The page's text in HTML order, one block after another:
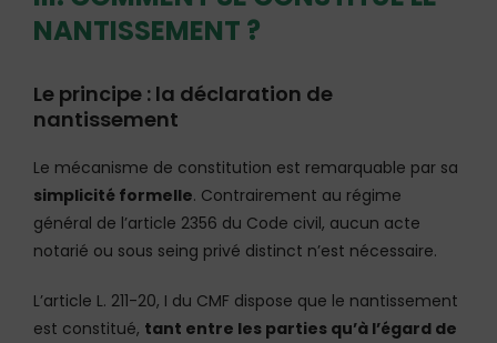
NANTISSEMENT ?
Le principe : la déclaration de
nantissement
Le mécanisme de constitution est remarquable par sa
simplicité formelle. Contrairement au régime
général de l’article 2356 du Code civil, aucun acte
notarié ou sous seing privé distinct n’est nécessaire.
L’article L. 211-20, I du CMF dispose que le nantissement
est constitué, tant entre les parties qu’à l’égard de